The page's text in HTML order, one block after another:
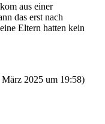
aus einer
das erst nach
Eltern hatten kein
März 2025 um 19:58)